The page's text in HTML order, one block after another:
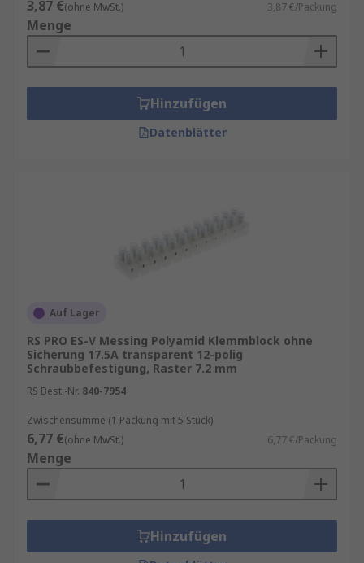
3,87 €(ohne MwSt.) 3,87 €/Packung
Menge
Hinzufügen
Datenblätter
Auf Lager
RS PRO ES-V Messing Polyamid Klemmblock ohne
Sicherung 17.5A transparent 12-polig
Schraubbefestigung, Raster 7.2 mm
RS Best.-Nr. 840-7954
Zwischensumme (1 Packung mit 5 Stück)
6,77 €(ohne MwSt.) 6,77 €/Packung
Menge
Hinzufügen